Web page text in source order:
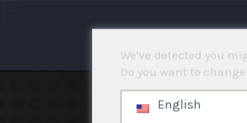
We've detected you
Do you want to change
English